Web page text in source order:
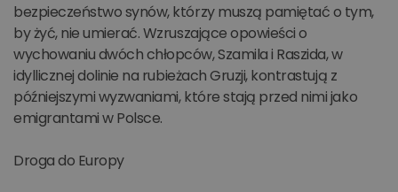
bezpieczeństwo synów, którzy muszą pamiętać o tym,
by żyć, nie umierać. Wzruszające opowieści o
wychowaniu dwóch chłopców, Szamila i Raszida, w
idyllicznej dolinie na rubieżach Gruzji, kontrastują z
późniejszymi wyzwaniami, które stają przed nimi jako
emigrantami w Polsce.
Droga do Europy